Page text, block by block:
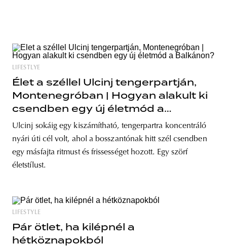
LIFESTLYE
Élet a széllel Ulcinj tengerpartján,
Montenegróban | Hogyan alakult ki
csendben egy új életmód a
Balkánon?
Ulcinj sokáig egy kiszámítható, tengerpartra koncentráló
nyári úti cél volt, ahol a bosszantónak hitt szél csendben
egy másfajta ritmust és frissességet hozott. Egy szörf
életstílust.
LIFESTYLE
Pár ötlet, ha kilépnél a
hétköznapokból